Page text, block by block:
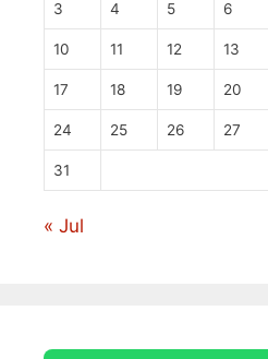
3 4 5 6
10 11 12 13
17 18 19 20
24 25 26 27
31
« Jul